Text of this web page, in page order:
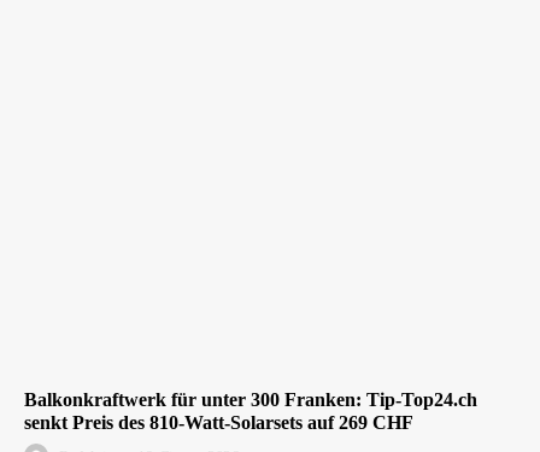
Balkonkraftwerk für unter 300 Franken: Tip-Top24.ch
senkt Preis des 810-Watt-Solarsets auf 269 CHF